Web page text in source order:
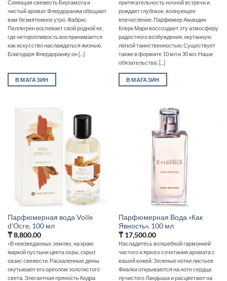
Сияющая свежесть Бергамота и
чистый аромат Флердоранжа обещают
вам безмятежное утро. Фабрис
Пеллегрен воспевает свой родной юг,
где неторопливость воспринимается
как искусство наслаждаться жизнью.
Благодаря Флердоранжу он [...]
В МАГАЗИН
притягательность ночной встречи и
рождает глубокое, волнующее
впечатление. Парфюмер Амандин
Клерк Мари воссоздает эту атмосферу
радостного возбуждения, окутанную
легкой таинственностью. Существует
также в формате 10 мл и 30 мл. Наши
обязательства: [...]
В МАГАЗИН
Парфюмерная вода Voile
d’Ocre, 100 мл
₸8,800.00
«В неизведанных землях, на краю
жаркой пустыни цвета охры, скрыт
оазис свежести. Раскаленные дюны
окутывают его ореолом золотистого
света. Элегантная пряность Кедра
Парфюмерная Вода «Как
Явность», 100 мл
₸17,500.00
Насладитесь волшебной гармонией
чистого и яркого сочетания аромата с
вашей кожей. Зеленые нотки листьев
Фиалки открываются на ноте сердца
лучистого Ландыша и расцветают на